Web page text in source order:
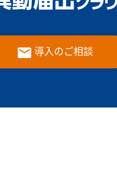
導⼊のご相談